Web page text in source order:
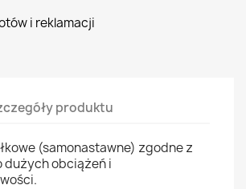
i reklamacji
produktu
(samonastawne) zgodne z
dużych obciążeń i